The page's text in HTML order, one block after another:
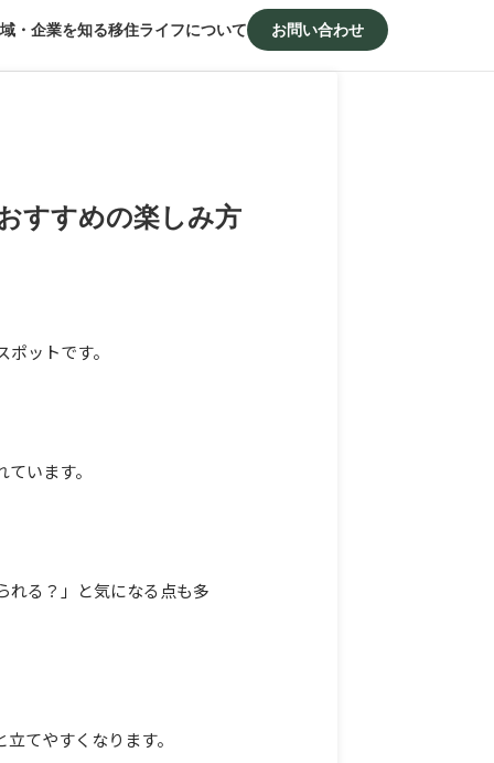
・企業を知る移住ライフについて お問い合わせ
すすめの楽しみ方
ットです。
います。
れる？」と気になる点も多
てやすくなります。